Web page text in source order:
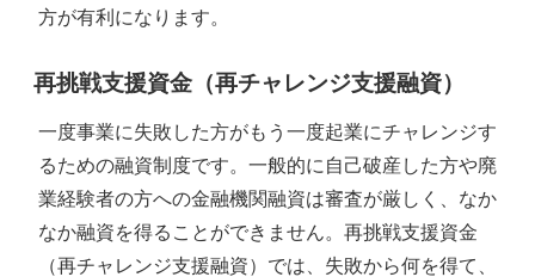
方が有利になります。
再挑戦支援資金（再チャレンジ支援融資）
一度事業に失敗した方がもう一度起業にチャレンジす
るための融資制度です。一般的に自己破産した方や廃
業経験者の方への金融機関融資は審査が厳しく、なか
なか融資を得ることができません。再挑戦支援資金
（再チャレンジ支援融資）では、失敗から何を得て、